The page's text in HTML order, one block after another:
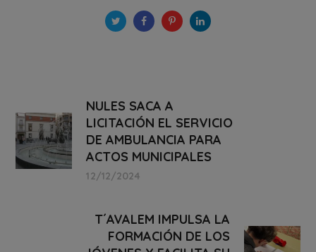
NULES SACA A
LICITACIÓN EL SERVICIO
DE AMBULANCIA PARA
ACTOS MUNICIPALES
12/12/2024
T´AVALEM IMPULSA LA
FORMACIÓN DE LOS